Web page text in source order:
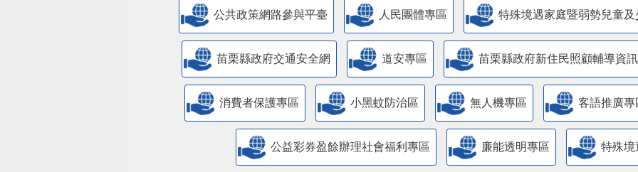
公共政策網路參與平臺 人民團體專區 特殊境遇家庭暨弱勢兒童
苗栗縣政府交通安全網 道安專區 苗栗縣政府新住民照顧輔導資
消費者保護專區 小黑蚊防治區 無人機專區 客語推廣專
公益彩券盈餘辦理社會福利專區 廉能透明專區 特殊境